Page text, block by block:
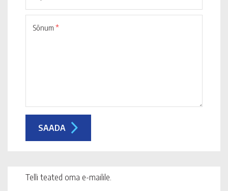
Sõnum *
Telli teated oma e-mailile.